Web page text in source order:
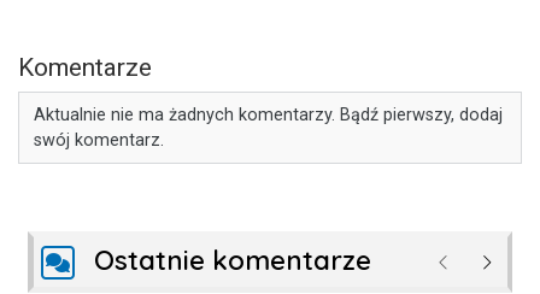
Komentarze
Aktualnie nie ma żadnych komentarzy. Bądź pierwszy, dodaj
swój komentarz.
Ostatnie komentarze Poprzednie